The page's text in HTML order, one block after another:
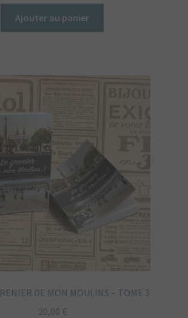
Ajouter au panier
DE MON MOULINS – TOME 3
20,00 €